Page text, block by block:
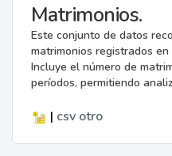
Matrimonios.
Este conjunto de datos
matrimonios registrados
Incluye el número de
períodos, permitiendo
| csv otro